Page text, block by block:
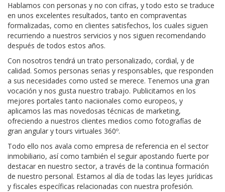
Hablamos con personas y no con cifras, y todo esto se traduce
en unos excelentes resultados, tanto en compraventas
formalizadas, como en clientes satisfechos, los cuales siguen
recurriendo a nuestros servicios y nos siguen recomendando
después de todos estos años.
Con nosotros tendrá un trato personalizado, cordial, y de
calidad. Somos personas serias y responsables, que responden
a sus necesidades como usted se merece. Tenemos una gran
vocación y nos gusta nuestro trabajo. Publicitamos en los
mejores portales tanto naciionales como europeos, y
aplicamos las mas novedosas técnicas de marketing,
ofreciendo a nuestros clientes medios como fotografías de
gran angular y tours virtuales 360º.
Todo ello nos avala como empresa de referencia en el sector
inmobiliario, así como también el seguir apostando fuerte por
destacar en nuestro sector, a través de la continua formación
de nuestro personal. Estamos al día de todas las leyes jurídicas
y fiscales específicas relacionadas con nuestra profesión.